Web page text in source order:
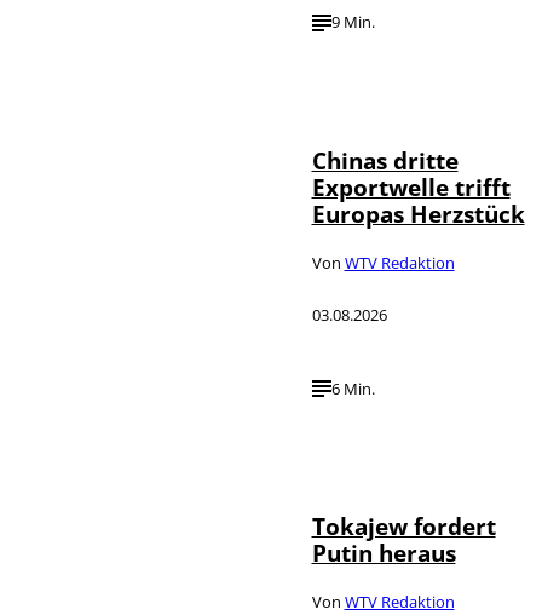
9 Min.
Chinas dritte
Exportwelle trifft
Europas Herzstück
Von WTV Redaktion
03.08.2026
6 Min.
Tokajew fordert
Putin heraus
Von WTV Redaktion